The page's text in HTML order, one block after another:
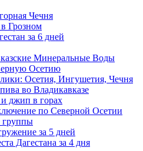
Чечня
Грозном
за 6 дней
Минеральные Воды
Осетию
Осетия, Ингушетия, Чечня
во Владикавказе
джип в горах
по Северной Осетии
группы
за 5 дней
Дагестана за 4 дня